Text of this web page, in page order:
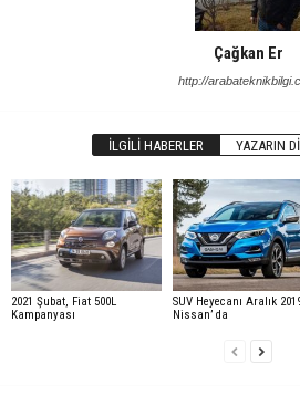
Çağkan Er
http://
İLGILI HABERLER YAZARIN
2021 Şubat, Fiat 500L
Kampanyası
SUV Heyecanı Aralık
Nissan’ da